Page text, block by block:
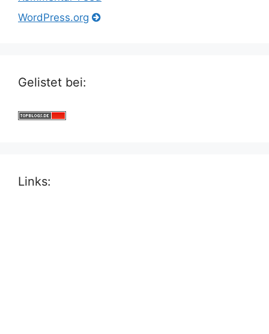
WordPress.org
Gelistet bei:
Links: